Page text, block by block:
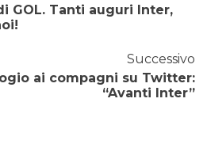
GOL. Tanti auguri Inter,
Successivo
ai compagni su Twitter:
“Avanti Inter”